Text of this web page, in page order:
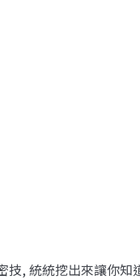
, 統統挖出來讓你